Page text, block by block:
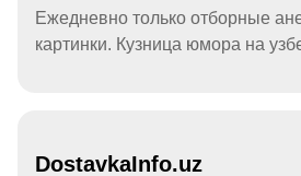
Ежедневно только отборные
картинки. Кузница юмора на
DostavkaInfo.uz